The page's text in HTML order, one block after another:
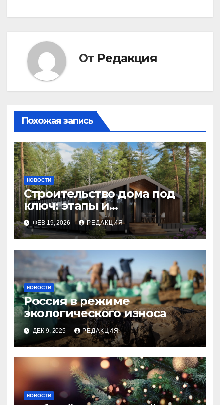
От Редакция
Похожая запись
НОВОСТИ
Строительство дома под
ключ: этапы и
планирование бюджета
ФЕВ 19, 2026 РЕДАКЦИЯ
НОВОСТИ
Россия в режиме
экологического износа
ДЕК 9, 2025 РЕДАКЦИЯ
НОВОСТИ